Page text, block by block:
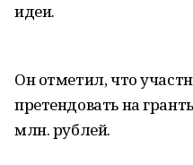
идеи.
Он отметил, что
претендовать на
млн. рублей.